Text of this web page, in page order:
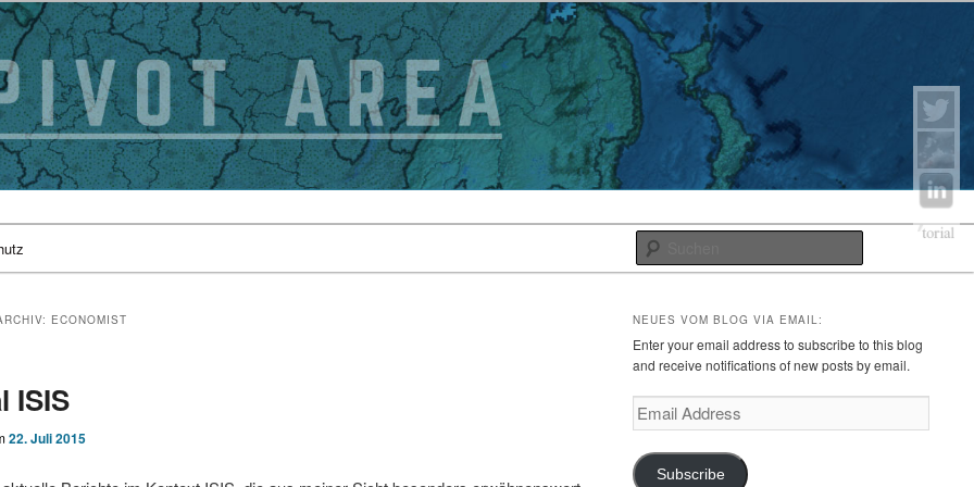
ECONOMIST
ISIS
22. Juli 2015
NEUES VOM BLOG VIA EMAIL:
Enter your email address to subscribe to this blog
and receive notifications of new posts by email.
Email
Address
Subscribe